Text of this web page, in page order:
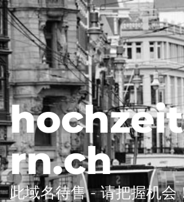
rn.ch
此域名待售 - 请把握机会